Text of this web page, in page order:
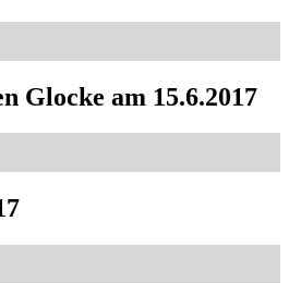
Glocke am 15.6.2017